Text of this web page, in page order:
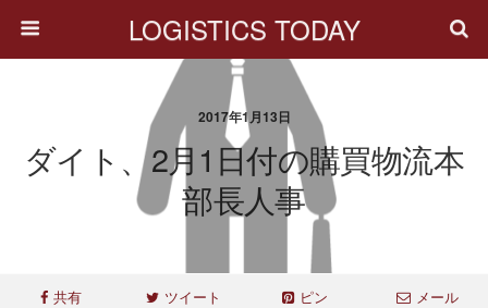
LOGISTICS TODAY
2017年1月13日
ダイト、2月1日付の購買物流本
部長人事
共有 ツイート ピン メール